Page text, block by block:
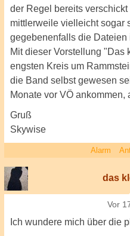
der Regel bereits
mittlerweile vielleicht sogar
gegebenenfalls die Dateien
Mit dieser Vorstellung "Das
engsten Kreis um
die Band selbst gewesen
Monate vor VÖ ankommen,
Gruß
Skywise
Alarm
das
Vor
Ich wundere mich über die